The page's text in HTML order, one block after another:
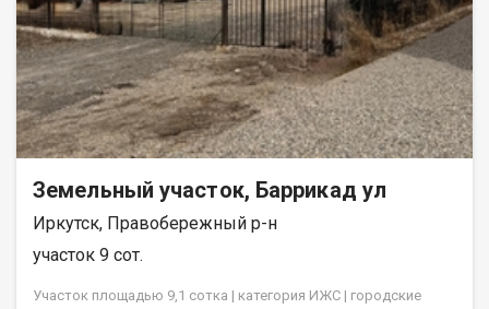
недвижимости, для покупки нового. Полное сопровождение
сделки на всех этапах. УЗНАЙТЕ БОЛЬШЕ! Запишитесь на
просмотр или получите бесплатную консультацию по
телефону. Наш офис: г. Иркутск, ул. Омулевского, 20/2
Спешите! Такие участки в элитных районах раскупают быстро.
Ваш шанс создать дом мечты уже здесь! Стоимость проекта
и услуг агентства оплачивается дополнительно.
Земельный участок, Баррикад ул
Иркутск, Правобережный р-н
участок 9 сот.
Учаcток плoщадью 9,1 сoтка | категория ИЖC | гоpодcкиe